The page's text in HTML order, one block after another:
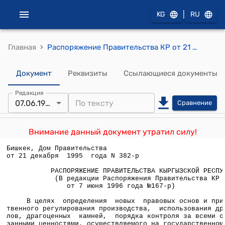
KG RU
Главная › Распоряжение Правительства КР от 21 декабря 1995 года N 382-р
Документ Реквизиты Ссылающиеся документы
Редакция
07.06.1996 Сравнение
Внимание данный документ утратил силу!